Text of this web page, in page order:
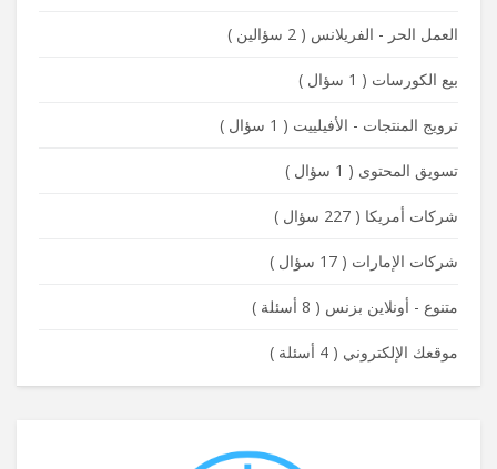
العمل الحر - الفريلانس ( 2 سؤالين )
بيع الكورسات ( 1 سؤال )
ترويج المنتجات - الأفيلييت ( 1 سؤال )
تسويق المحتوى ( 1 سؤال )
شركات أمريكا ( 227 سؤال )
شركات الإمارات ( 17 سؤال )
متنوع - أونلاين بزنس ( 8 أسئلة )
موقعك الإلكتروني ( 4 أسئلة )